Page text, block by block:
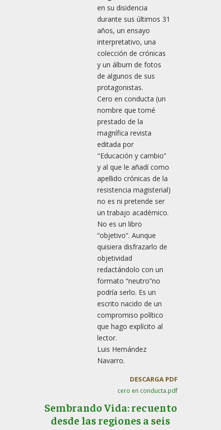
en su disidencia
durante sus últimos 31
años, un ensayo
interpretativo, una
colección de crónicas
y un álbum de fotos
de algunos de sus
protagonistas.
Cero en conducta (un
nombre que tomé
prestado de la
magnífica revista
editada por
"Educación y cambio”
y al que le añadí como
apellido crónicas de la
resistencia magisterial)
no es ni pretende ser
un trabajo académico.
No es un libro
“objetivo”. Aunque
quisiera disfrazarlo de
objetividad
redactándolo con un
formato “neutro”no
podría serlo. Es un
escrito nacido de un
compromiso político
que hago explícito al
lector.
Luis Hernández
Navarro.
DESCARGA PDF
cero en conducta.pdf
Sembrando Vida: recuento
desde las regiones a seis